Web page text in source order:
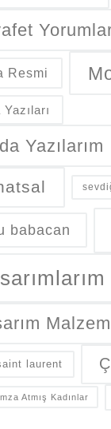
Resmi
Yazılarım
babacan
laurent
Atmış Kadınlar